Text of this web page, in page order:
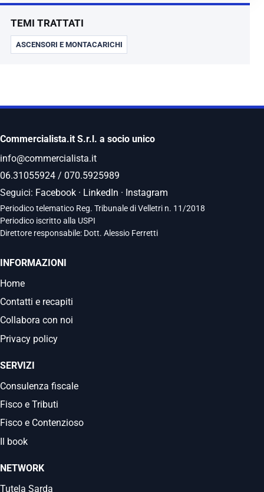
TEMI TRATTATI
ASCENSORI E MONTACARICHI
Commercialista.it S.r.l. a socio unico
info@commercialista.it
06.31055924 / 070.5925989
Seguici: Facebook · LinkedIn · Instagram
Periodico telematico Reg. Tribunale di Velletri n. 11/2018
Periodico iscritto alla USPI
Direttore responsabile: Dott. Alessio Ferretti
INFORMAZIONI
Home
Contatti e recapiti
Collabora con noi
Privacy policy
SERVIZI
Consulenza fiscale
Fisco e Tributi
Fisco e Contenzioso
Il book
NETWORK
Tutela Sarda